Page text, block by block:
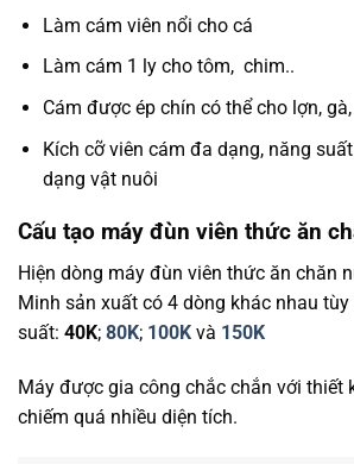
Làm cám viên nổi cho cá
Làm cám 1 ly cho tôm, chim..
Cám được ép chín có thể cho lợn,
Kích cỡ viên cám đa dạng, năng
dạng vật nuôi
Cấu tạo máy đùn viên thức ăn
Hiện dòng máy đùn viên thức ăn chăn
Minh sản xuất có 4 dòng khác nhau
suất: 40K; 80K; 100K và 150K
Máy được gia công chắc chắn với thiết
chiếm quá nhiều diện tích.